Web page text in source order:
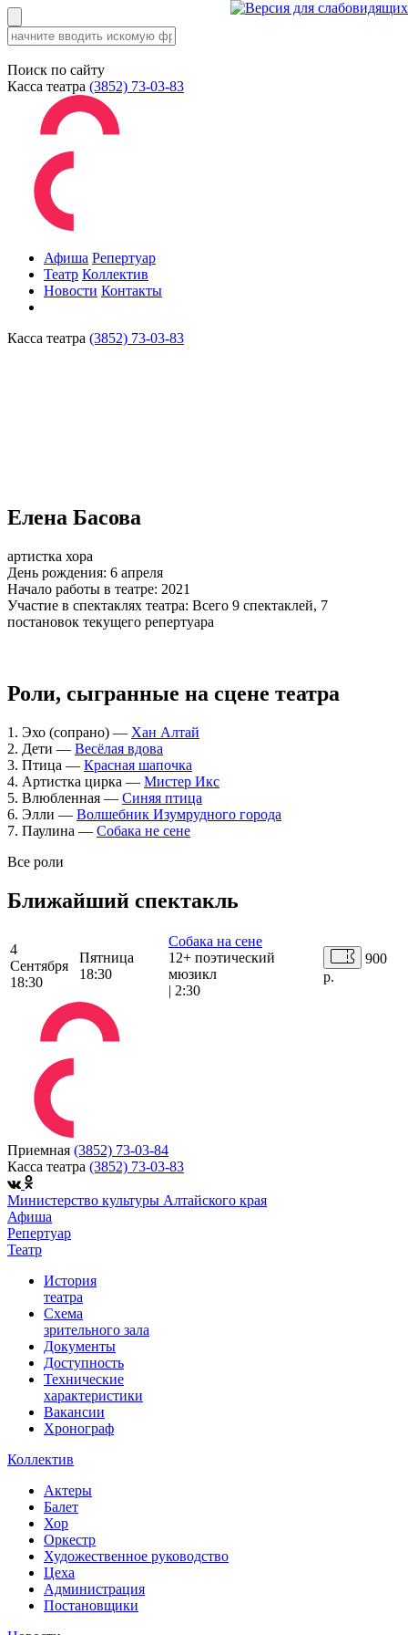
Поиск по сайту
Касса театра (3852) 73-03-83
Афиша Репертуар
Театр Коллектив
Новости Контакты
Касса театра (3852) 73-03-83
Елена Басова
артистка хора
День рождения: 6 апреля
Начало работы в театре: 2021
Участие в спектаклях театра: Всего 9 спектаклей, 7
постановок текущего репертуара
Роли, сыгранные на сцене театра
1. Эхо (сопрано) — Хан Алтай
2. Дети — Весёлая вдова
3. Птица — Красная шапочка
4. Артистка цирка — Мистер Икс
5. Влюбленная — Синяя птица
6. Элли — Волшебник Изумрудного города
7. Паулина — Собака не сене
Все роли
Ближайший спектакль
4
Сентября
18:30
Пятница
18:30
Собака на сене
12+ поэтический
мюзикл
| 2:30
900
р.
Приемная (3852) 73-03-84
Касса театра (3852) 73-03-83
Министерство культуры Алтайского края
Афиша
Репертуар
Театр
История
театра
Схема
зрительного зала
Документы
Доступность
Технические
характеристики
Вакансии
Хронограф
Коллектив
Актеры
Балет
Хор
Оркестр
Художественное руководство
Цеха
Администрация
Постановщики